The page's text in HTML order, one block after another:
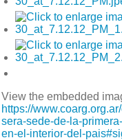
View the embedded
https://
sera-sede-de-la-
en-el-interior-del-